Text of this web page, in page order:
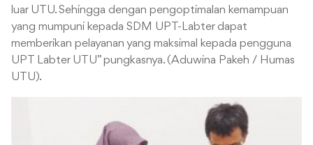
luar UTU. Sehingga dengan pengoptimalan kemampuan
yang mumpuni kepada SDM UPT-Labter dapat
memberikan pelayanan yang maksimal kepada pengguna
UPT Labter UTU” pungkasnya. (Aduwina Pakeh / Humas
UTU).